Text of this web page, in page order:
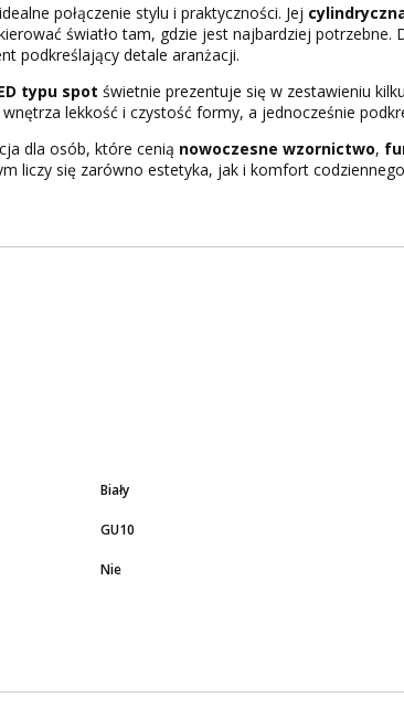
połączenie stylu i praktyczności. Jej
światło tam, gdzie jest najbardziej
podkreślający detale aranżacji.
typu spot świetnie prezentuje się w zestawieniu
lekkość i czystość formy, a jednocześnie
dla osób, które cenią nowoczesne wzornictwo,
liczy się zarówno estetyka, jak i komfort
Biały
GU10
Nie